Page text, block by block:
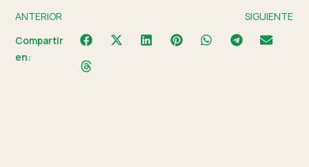
ANTERIOR
SIGUIENTE
Compartir
en: